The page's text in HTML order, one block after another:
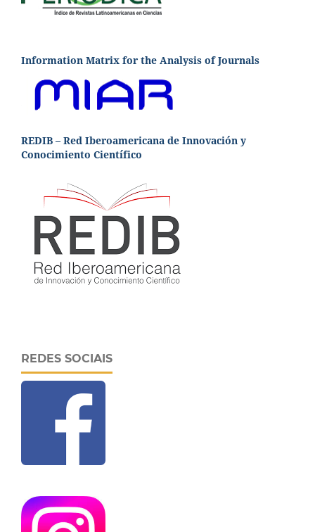
Information Matrix for the Analysis of Journals
REDIB – Red Iberoamericana de Innovación y
Conocimiento Científico
REDES SOCIAIS